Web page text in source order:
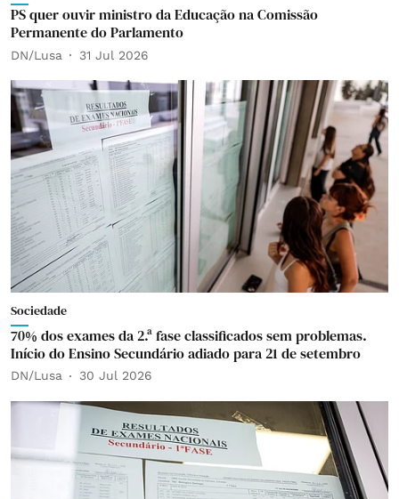
PS quer ouvir ministro da Educação na Comissão
Permanente do Parlamento
DN/Lusa 31 Jul 2026
Sociedade
70% dos exames da 2.ª fase classificados sem problemas.
Início do Ensino Secundário adiado para 21 de setembro
DN/Lusa 30 Jul 2026